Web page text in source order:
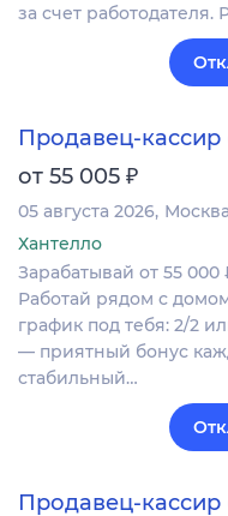
за счет работодателя.
Продавец-кассир
от 55 005 ₽
05 августа 2026 Москва
Хантелло
Зарабатывай от 55
Работай рядом с
график под тебя: 2/2
— приятный бонус
стабильный…
Продавец-кассир